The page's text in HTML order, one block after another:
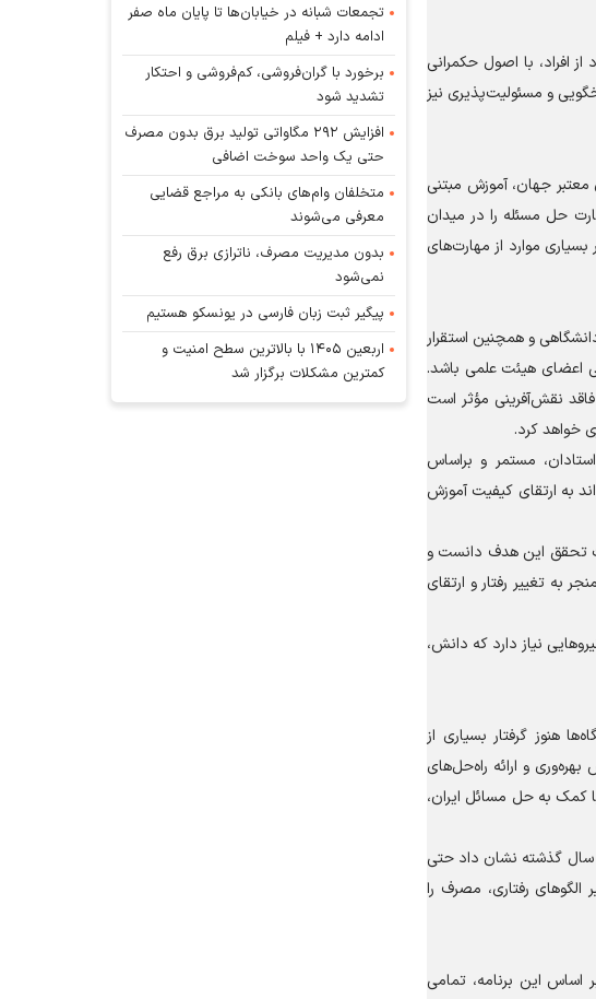
افراد، با اصول حکمرانی
و مسئولیت‌پذیری نیز
معتبر جهان، آموزش مبتنی
حل مسئله را در میدان
موارد از مهارت‌های
و همچنین استقرار
اعضای هیئت علمی باشد.
نقش‌آفرینی مؤثر است
خواهد کرد.
مستمر و براساس
به ارتقای کیفیت آموزش
تحقق این هدف دانست و
به تغییر رفتار و ارتقای
نیاز دارد که دانش،
هنوز گرفتار بسیاری از
و ارائه راه‌حل‌های
کمک به حل مسائل ایران،
سال گذشته نشان داد حتی
رفتاری، مصرف را
اساس این برنامه، تمامی
تجمعات شبانه در خیابان‌ها تا پایان ماه صفر
ادامه دارد + فیلم
برخورد با گران‌فروشی، کم‌فروشی و احتکار
تشدید شود
افزایش ۲۹۲ مگاواتی تولید برق بدون مصرف
حتی یک واحد سوخت اضافی
متخلفان وام‌های بانکی به مراجع قضایی
معرفی می‌شوند
بدون مدیریت مصرف، ناترازی برق رفع
نمی‌شود
پیگیر ثبت زبان فارسی در یونسکو هستیم
اربعین ۱۴۰۵ با بالاترین سطح امنیت و
کمترین مشکلات برگزار شد